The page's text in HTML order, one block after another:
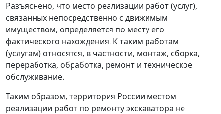
Разъяснено, что место реализации работ (услуг),
связанных непосредственно с движимым
имуществом, определяется по месту его
фактического нахождения. К таким работам
(услугам) относятся, в частности, монтаж, сборка,
переработка, обработка, ремонт и техническое
обслуживание.
Таким образом, территория России местом
реализации работ по ремонту экскаватора не